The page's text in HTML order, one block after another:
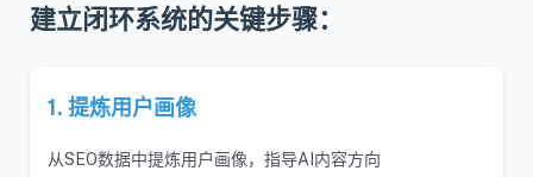
建立闭环系统的关键步骤：
1. 提炼用户画像
从SEO数据中提炼用户画像，指导AI内容方向